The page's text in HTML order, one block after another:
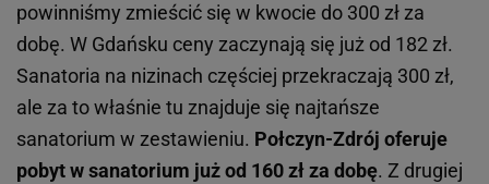
powinniśmy zmieścić się w kwocie do 300 zł za
dobę. W Gdańsku ceny zaczynają się już od 182 zł.
Sanatoria na nizinach częściej przekraczają 300 zł,
ale za to właśnie tu znajduje się najtańsze
sanatorium w zestawieniu. Połczyn-Zdrój oferuje
pobyt w sanatorium już od 160 zł za dobę. Z drugiej